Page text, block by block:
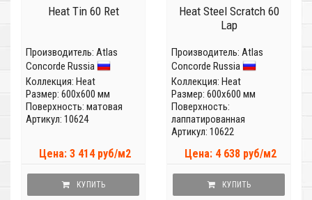
Heat Tin 60 Ret
Производитель: Atlas
Concorde Russia
Коллекция: Heat
Размер: 600x600 мм
Поверхность: матовая
Артикул: 10624
Цена: 3 414 руб/м2
КУПИТЬ
Heat Steel Scratch 60
Lap
Производитель: Atlas
Concorde Russia
Коллекция: Heat
Размер: 600x600 мм
Поверхность:
лаппатированная
Артикул: 10622
Цена: 4 638 руб/м2
КУПИТЬ